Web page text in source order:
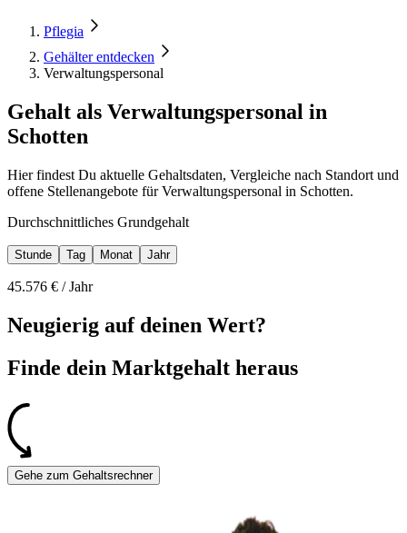
Pflegia
Gehälter entdecken
Verwaltungspersonal
Gehalt als Verwaltungspersonal in
Schotten
Hier findest Du aktuelle Gehaltsdaten, Vergleiche nach Standort und
offene Stellenangebote für Verwaltungspersonal in Schotten.
Durchschnittliches Grundgehalt
Stunde Tag Monat Jahr
45.576 € /Jahr
Neugierig auf deinen Wert?
Finde dein Marktgehalt heraus
Gehe zum Gehaltsrechner